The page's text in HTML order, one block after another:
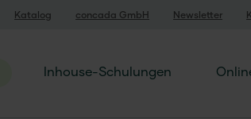
Katalog concada GmbH Newsletter
Inhouse-Schulungen